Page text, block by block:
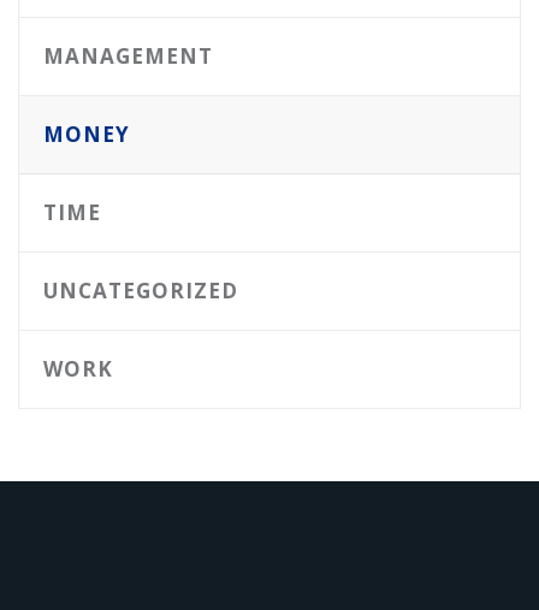
MANAGEMENT
MONEY
TIME
UNCATEGORIZED
WORK